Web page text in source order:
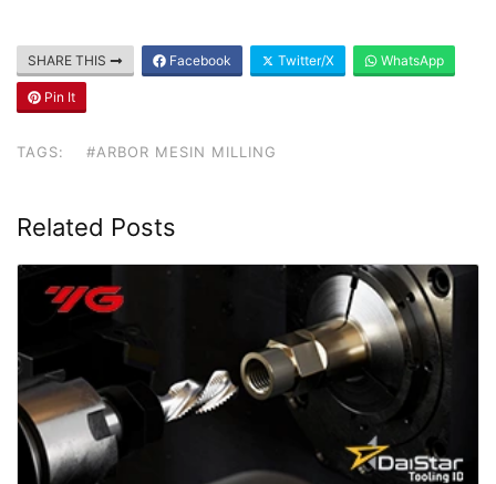
SHARE THIS Facebook Twitter/X WhatsApp
Pin It
TAGS: #ARBOR MESIN MILLING
Related Posts